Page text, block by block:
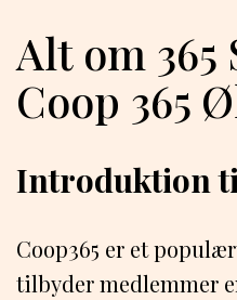
Alt om
Coop 365
Introduktion
Coop365 er et
tilbyder medlemmer